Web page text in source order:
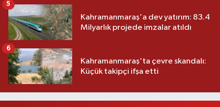
Kahramanmaraş'a dev yatırım: 83.4
Milyarlık projede imzalar atıldı
5
Kahramanmaraş'ta çevre skandalı:
Küçük takipçi ifşa etti
6